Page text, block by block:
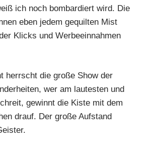
ich noch bombardiert wird. Die
eben jedem gequilten Mist
Klicks und Werbeeinnahmen
herrscht die große Show der
wer am lautesten und
gewinnt die Kiste mit dem
drauf. Der große Aufstand